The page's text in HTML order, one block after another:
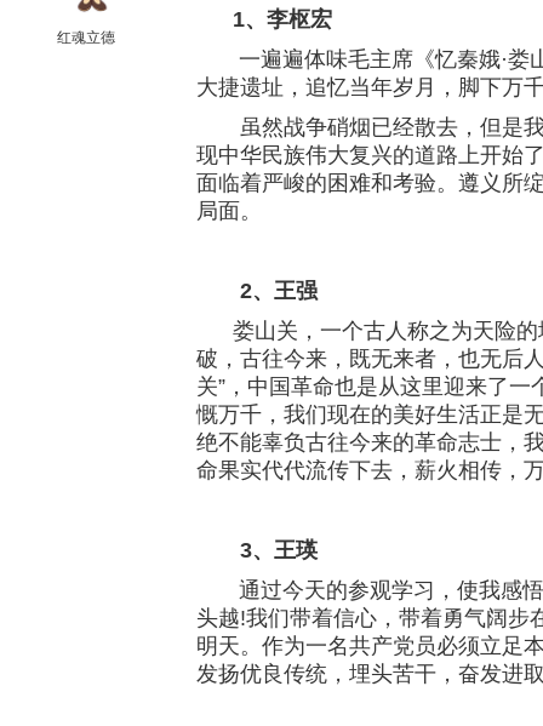
红魂立德
1、 李枢宏
一遍遍体味毛主席《忆秦娥·娄
大捷遗址，追忆当年岁月，脚下万
虽然战争硝烟已经散去，但是我
现中华民族伟大复兴的道路上开始
面临着严峻的困难和考验。遵义所
局面。
2、 王强
娄山关，一个古人称之为天险的
破，古往今来，既无来者，也无后
关”，中国革命也是从这里迎来了
慨万千，我们现在的美好生活正是
绝不能辜负古往今来的革命志士，
命果实代代流传下去，薪火相传，
3、王瑛
通过今天的参观学习，使我感悟
头越!我们带着信心，带着勇气阔步
明天。作为一名共产党员必须立足
发扬优良传统，埋头苦干，奋发进